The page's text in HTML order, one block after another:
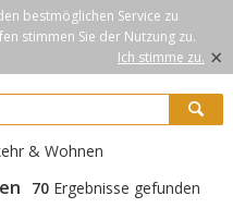
bestmöglichen Service zu
stimmen Sie der Nutzung zu.
Ich stimme zu. ×
& Wohnen
70 Ergebnisse gefunden